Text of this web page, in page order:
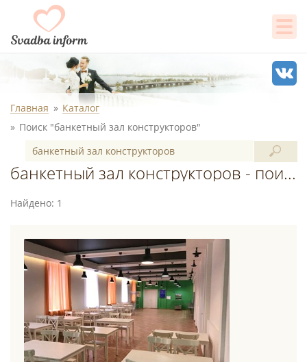
Главная
Каталог
Поиск "банкетный зал конструкторов"
банкетный зал конструкторов - поиск в каталоге
Найдено: 1